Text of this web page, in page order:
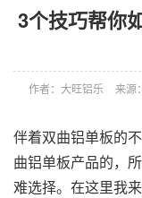
3个技巧帮你
作者：大旺铝乐 来源
伴着双曲铝单板的
曲铝单板产品的，
难选择。在这里我